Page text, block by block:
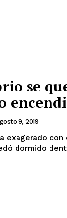
se
9, 2019
exagerado con
dormido